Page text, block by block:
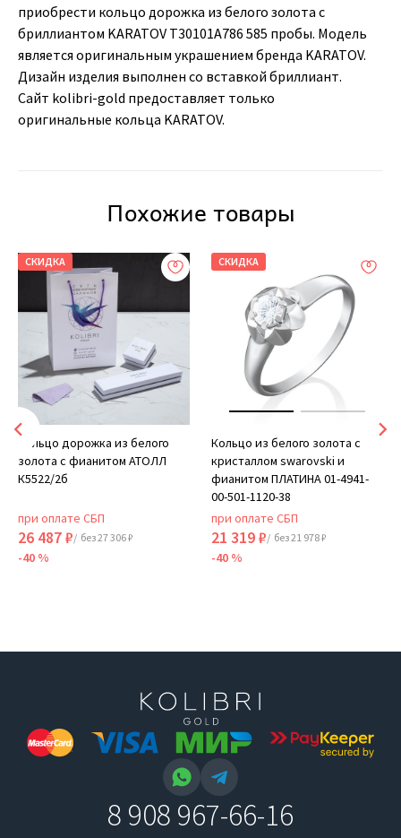
приобрести кольцо дорожка из белого золота с
бриллиантом KARATOV Т30101А786 585 пробы. Модель
является оригинальным украшением бренда KARATOV.
Дизайн изделия выполнен со вставкой бриллиант.
Сайт kolibri-gold предоставляет только
оригинальные кольца KARATOV.
Похожие товары
СКИДКА
Кольцо дорожка из белого
золота с фианитом АТОЛЛ
К5522/2б
при оплате СБП
26 487 ₽/ без 27 306 ₽
-40 %
СКИДКА
Кольцо из белого золота с
кристаллом swarovski и
фианитом ПЛАТИНА 01-4941-
00-501-1120-38
при оплате СБП
21 319 ₽/ без 21 978 ₽
-40 %
8 908 967-66-16